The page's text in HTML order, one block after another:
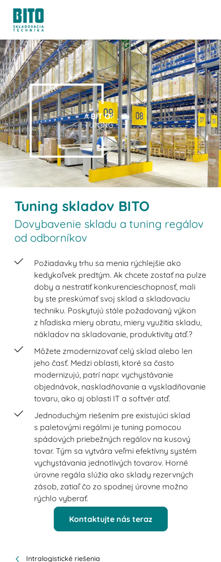
ABIT OF
TUNING
Tuning skladov BITO
Dovybavenie skladu a tuning regálov
od odborníkov
Požiadavky trhu sa menia rýchlejšie ako
kedykoľvek predtým. Ak chcete zostať na pulze
doby a nestratiť konkurencieschopnosť, mali
by ste preskúmať svoj sklad a skladovaciu
techniku. Poskytujú stále požadovaný výkon
z hľadiska miery obratu, miery využitia skladu,
nákladov na skladovanie, produktivity atď.?
Môžete zmodernizovať celý sklad alebo len
jeho časť. Medzi oblasti, ktoré sa často
modernizujú, patrí napr. vychystávanie
objednávok, naskladňovanie a vyskladňovanie
tovaru, ako aj oblasti IT a softvér atď.
Jednoduchým riešením pre existujúci sklad
s paletovými regálmi je tuning pomocou
spádových priebežných regálov na kusový
tovar. Tým sa vytvára veľmi efektívny systém
vychystávania jednotlivých tovarov. Horné
úrovne regála slúžia ako sklady rezervných
zásob, zatiaľ čo zo spodnej úrovne možno
rýchlo vyberať.
Kontaktujte nás teraz
Intralogistické riešenia